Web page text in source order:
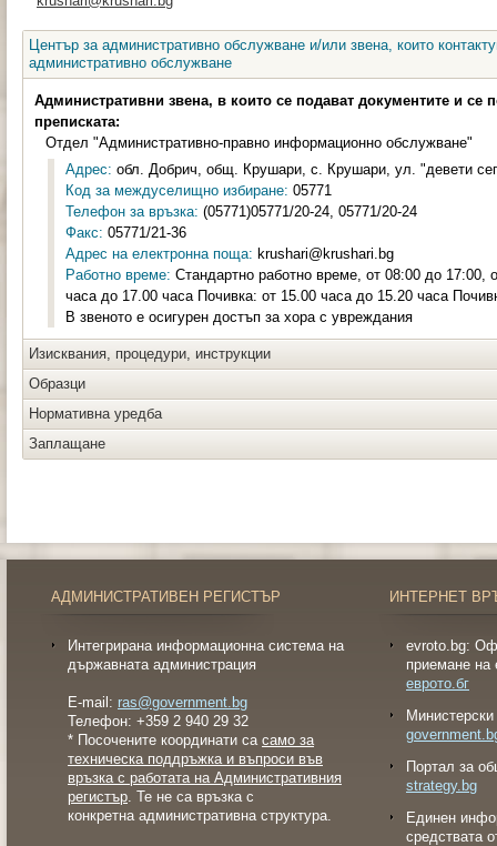
Център за административно обслужване и/или звена, които
административно обслужване
Административни звена, в които се подават документите и се
преписката:
Отдел "Административно-правно информационно обслужване"
Адрес: обл. Добрич, общ. Крушари, с. Крушари, ул. "девети
Код за междуселищно избиране: 05771
Телефон за връзка: (05771)05771/20-24, 05771/20-24
Факс: 05771/21-36
Адрес на електронна поща: krushari@krushari.bg
Работно време: Стандартно работно време, от 08:00 до 17:00,
часа до 17.00 часа Почивка: от 15.00 часа до 15.20 часа
В звеното е осигурен достъп за хора с увреждания
Изисквания, процедури, инструкции
Образци
Нормативна уредба
Заплащане
АДМИНИСТРАТИВЕН РЕГИСТЪР
Интегрирана информационна система на
държавната администрация
E-mail: ras@government.bg
Телефон: +359 2 940 29 32
* Посочените координати са само за
техническа поддръжка и въпроси във
връзка с работата на Административния
регистър. Те не са връзка с
конкретна административна структура.
ИНТЕРНЕТ
evroto.bg:
приемане на
еврото.бг
Портал за
strategy.bg
Eдинен
средствата